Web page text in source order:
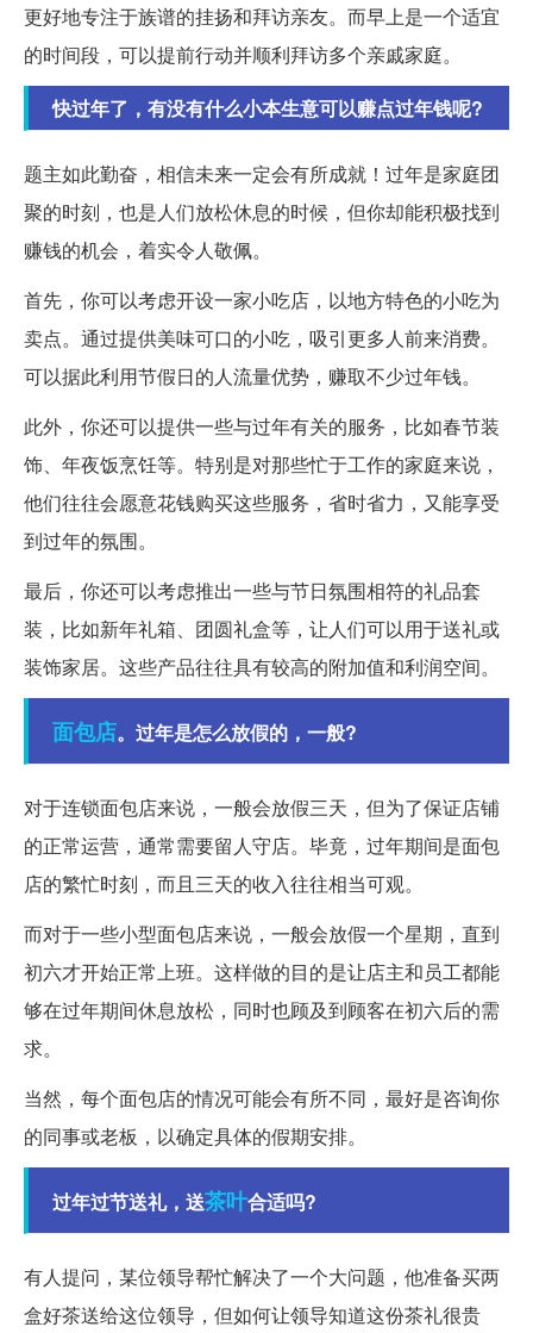
更好地专注于族谱的挂扬和拜访亲友。而早上是一个适宜
的时间段，可以提前行动并顺利拜访多个亲戚家庭。
快过年了，有没有什么小本生意可以赚点过年钱呢?
题主如此勤奋，相信未来一定会有所成就！过年是家庭团
聚的时刻，也是人们放松休息的时候，但你却能积极找到
赚钱的机会，着实令人敬佩。
首先，你可以考虑开设一家小吃店，以地方特色的小吃为
卖点。通过提供美味可口的小吃，吸引更多人前来消费。
可以据此利用节假日的人流量优势，赚取不少过年钱。
此外，你还可以提供一些与过年有关的服务，比如春节装
饰、年夜饭烹饪等。特别是对那些忙于工作的家庭来说，
他们往往会愿意花钱购买这些服务，省时省力，又能享受
到过年的氛围。
最后，你还可以考虑推出一些与节日氛围相符的礼品套
装，比如新年礼箱、团圆礼盒等，让人们可以用于送礼或
装饰家居。这些产品往往具有较高的附加值和利润空间。
面包店。过年是怎么放假的，一般?
对于连锁面包店来说，一般会放假三天，但为了保证店铺
的正常运营，通常需要留人守店。毕竟，过年期间是面包
店的繁忙时刻，而且三天的收入往往相当可观。
而对于一些小型面包店来说，一般会放假一个星期，直到
初六才开始正常上班。这样做的目的是让店主和员工都能
够在过年期间休息放松，同时也顾及到顾客在初六后的需
求。
当然，每个面包店的情况可能会有所不同，最好是咨询你
的同事或老板，以确定具体的假期安排。
过年过节送礼，送茶叶合适吗?
有人提问，某位领导帮忙解决了一个大问题，他准备买两
盒好茶送给这位领导，但如何让领导知道这份茶礼很贵